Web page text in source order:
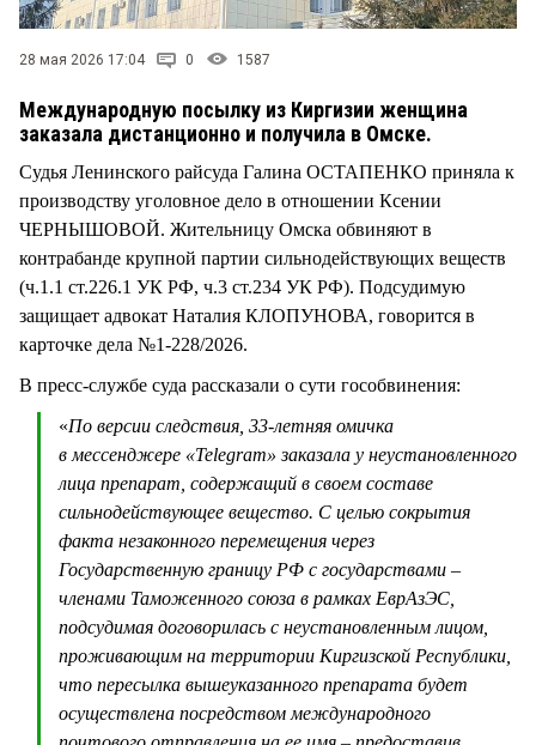
28 мая 2026 17:04 0 1587
Международную посылку из Киргизии женщина
заказала дистанционно и получила в Омске.
Судья Ленинского райсуда Галина ОСТАПЕНКО приняла к
производству уголовное дело в отношении Ксении
ЧЕРНЫШОВОЙ. Жительницу Омска обвиняют в
контрабанде крупной партии сильнодействующих веществ
(ч.1.1 ст.226.1 УК РФ, ч.3 ст.234 УК РФ). Подсудимую
защищает адвокат Наталия КЛОПУНОВА, говорится в
карточке дела №1-228/2026.
В пресс-службе суда рассказали о сути гособвинения:
«По версии следствия, 33-летняя омичка
в мессенджере «Telegram» заказала у неустановленного
лица препарат, содержащий в своем составе
сильнодействующее вещество. С целью сокрытия
факта незаконного перемещения через
Государственную границу РФ с государствами –
членами Таможенного союза в рамках ЕврАзЭС,
подсудимая договорилась с неустановленным лицом,
проживающим на территории Киргизской Республики,
что пересылка вышеуказанного препарата будет
осуществлена посредством международного